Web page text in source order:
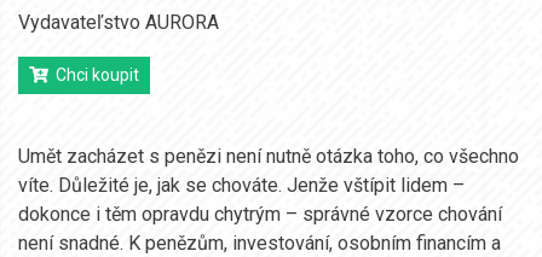
Vydavateľstvo AURORA
Chci koupit
Umět zacházet s penězi není nutně otázka toho, co všechno
víte. Důležité je, jak se chováte. Jenže vštípit lidem –
dokonce i těm opravdu chytrým – správné vzorce chování
není snadné. K penězům, investování, osobním financím a